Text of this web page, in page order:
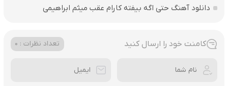
دانلود آهنگ حتی اگه بیفته کارام عقب میثم ابراهیمی
کامنت خود را ارسال کنید تعداد نظرات : 0